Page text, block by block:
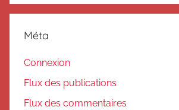
Méta
Connexion
Flux des publications
Flux des commentaires